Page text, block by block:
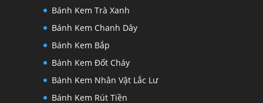
Bánh Kem Trà Xanh
Bánh Kem Chanh Dây
Bánh Kem Bắp
Bánh Kem Đốt Cháy
Bánh Kem Nhân Vật Lắc Lư
Bánh Kem Rút Tiền